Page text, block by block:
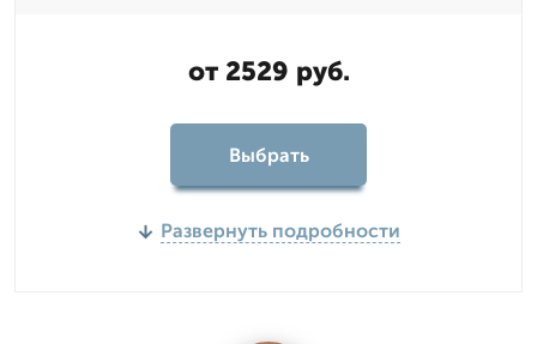
от 2529 руб.
Выбрать
Развернуть подробности